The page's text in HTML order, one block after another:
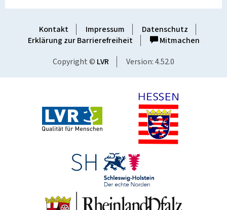
Kontakt Impressum
Datenschutz
Erklärung zur Barrierefreiheit
Mitmachen
Copyright © LVR Version: 4.52.0